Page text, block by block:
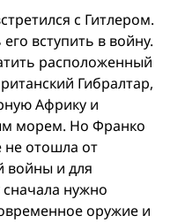
с Гитлером.
вступить в вой­ну.
расположенный
Гибралтар,
Африку и
морем. Но Франко
не отошла от
вой­ны и для
нужно
оружие и